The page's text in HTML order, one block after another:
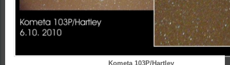
Kometa 103P/Hartley